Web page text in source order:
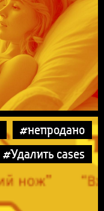
#непродано
#Удалить cases